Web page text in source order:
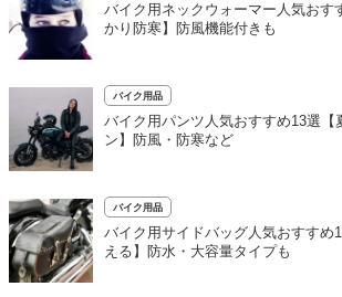
バイク用ネックウォーマー人気おす
かり防寒】防風機能付きも
バイク用品
バイク用パンツ人気おすすめ13選【
ン】防風・防寒など
バイク用品
バイク用サイドバッグ人気おすすめ
える】防水・大容量タイプも